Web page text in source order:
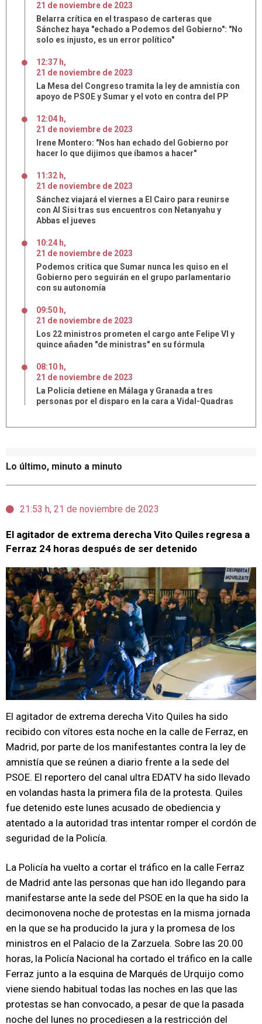
Lo último, minuto a minuto
21:53 h, 21 de noviembre de 2023
El agitador de extrema derecha Vito Quiles regresa a
Ferraz 24 horas después de ser detenido
El agitador de extrema derecha Vito Quiles ha sido
recibido con vítores esta noche en la calle de Ferraz, en
Madrid, por parte de los manifestantes contra la ley de
amnistía que se reúnen a diario frente a la sede del
PSOE. El reportero del canal ultra EDATV ha sido llevado
en volandas hasta la primera fila de la protesta. Quiles
fue detenido este lunes acusado de obediencia y
atentado a la autoridad tras intentar romper el cordón de
seguridad de la Policía.
La Policía ha vuelto a cortar el tráfico en la calle Ferraz
de Madrid ante las personas que han ido llegando para
manifestarse ante la sede del PSOE en la que ha sido la
decimonovena noche de protestas en la misma jornada
en la que se ha producido la jura y la promesa de los
ministros en el Palacio de la Zarzuela. Sobre las 20.00
horas, la Policía Nacional ha cortado el tráfico en la calle
Ferraz junto a la esquina de Marqués de Urquijo como
viene siendo habitual todas las noches en las que las
protestas se han convocado, a pesar de que la pasada
noche del lunes no procediesen a la restricción del
21 de noviembre de 2023
Belarra crítica en el traspaso de carteras que
Sánchez haya "echado a Podemos del Gobierno": "No
solo es injusto, es un error político"
12:37 h,
21 de noviembre de 2023
La Mesa del Congreso tramita la ley de amnistía con
apoyo de PSOE y Sumar y el voto en contra del PP
12:04 h,
21 de noviembre de 2023
Irene Montero: "Nos han echado del Gobierno por
hacer lo que dijimos que íbamos a hacer"
11:32 h,
21 de noviembre de 2023
Sánchez viajará el viernes a El Cairo para reunirse
con Al Sisi tras sus encuentros con Netanyahu y
Abbas el jueves
10:24 h,
21 de noviembre de 2023
Podemos critica que Sumar nunca les quiso en el
Gobierno pero seguirán en el grupo parlamentario
con su autonomía
09:50 h,
21 de noviembre de 2023
Los 22 ministros prometen el cargo ante Felipe VI y
quince añaden "de ministras" en su fórmula
08:10 h,
21 de noviembre de 2023
La Policía detiene en Málaga y Granada a tres
personas por el disparo en la cara a Vidal-Quadras